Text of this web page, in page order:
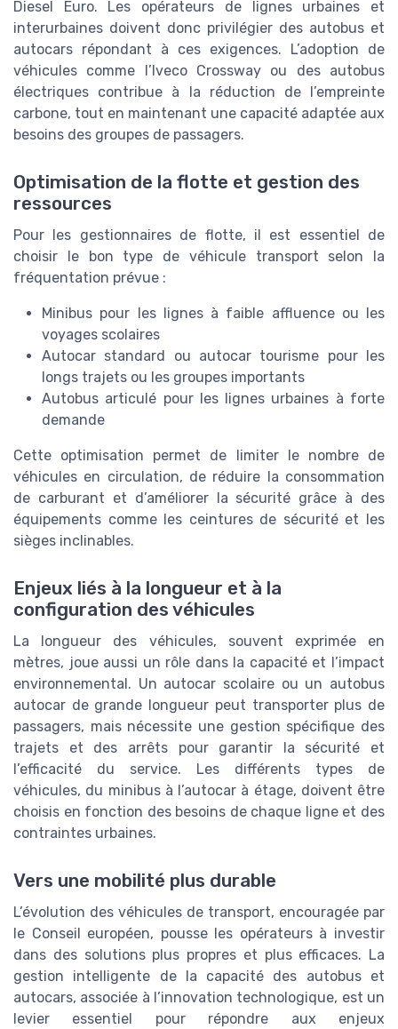
Diesel Euro. Les opérateurs de lignes urbaines et
interurbaines doivent donc privilégier des autobus et
autocars répondant à ces exigences. L’adoption de
véhicules comme l’Iveco Crossway ou des autobus
électriques contribue à la réduction de l’empreinte
carbone, tout en maintenant une capacité adaptée aux
besoins des groupes de passagers.
Optimisation de la flotte et gestion des
ressources
Pour les gestionnaires de flotte, il est essentiel de
choisir le bon type de véhicule transport selon la
fréquentation prévue :
Minibus pour les lignes à faible affluence ou les
voyages scolaires
Autocar standard ou autocar tourisme pour les
longs trajets ou les groupes importants
Autobus articulé pour les lignes urbaines à forte
demande
Cette optimisation permet de limiter le nombre de
véhicules en circulation, de réduire la consommation
de carburant et d’améliorer la sécurité grâce à des
équipements comme les ceintures de sécurité et les
sièges inclinables.
Enjeux liés à la longueur et à la
configuration des véhicules
La longueur des véhicules, souvent exprimée en
mètres, joue aussi un rôle dans la capacité et l’impact
environnemental. Un autocar scolaire ou un autobus
autocar de grande longueur peut transporter plus de
passagers, mais nécessite une gestion spécifique des
trajets et des arrêts pour garantir la sécurité et
l’efficacité du service. Les différents types de
véhicules, du minibus à l’autocar à étage, doivent être
choisis en fonction des besoins de chaque ligne et des
contraintes urbaines.
Vers une mobilité plus durable
L’évolution des véhicules de transport, encouragée par
le Conseil européen, pousse les opérateurs à investir
dans des solutions plus propres et plus efficaces. La
gestion intelligente de la capacité des autobus et
autocars, associée à l’innovation technologique, est un
levier essentiel pour répondre aux enjeux